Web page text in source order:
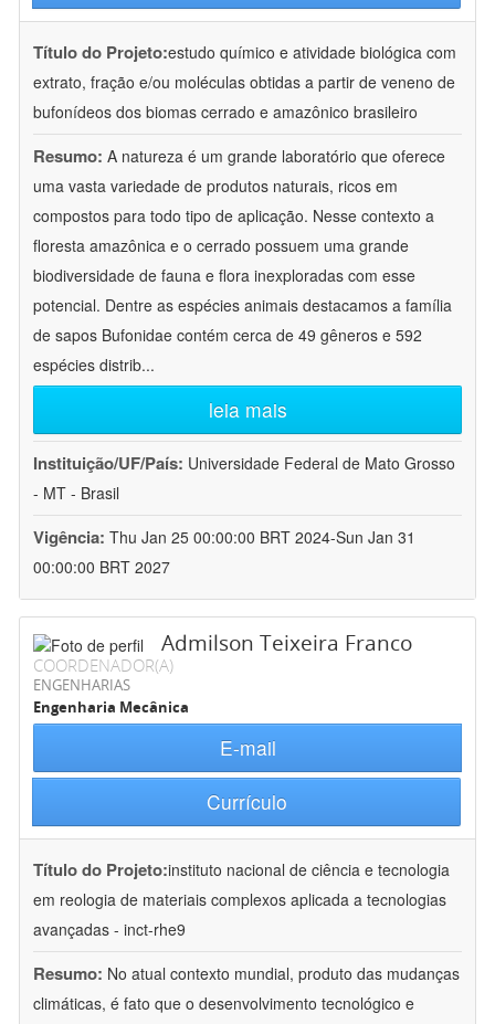
Título do Projeto:estudo químico e atividade biológica com
extrato, fração e/ou moléculas obtidas a partir de veneno de
bufonídeos dos biomas cerrado e amazônico brasileiro
Resumo: A natureza é um grande laboratório que oferece
uma vasta variedade de produtos naturais, ricos em
compostos para todo tipo de aplicação. Nesse contexto a
floresta amazônica e o cerrado possuem uma grande
biodiversidade de fauna e flora inexploradas com esse
potencial. Dentre as espécies animais destacamos a família
de sapos Bufonidae contém cerca de 49 gêneros e 592
espécies distrib...
leia mais
Instituição/UF/País: Universidade Federal de Mato Grosso
- MT - Brasil
Vigência: Thu Jan 25 00:00:00 BRT 2024-Sun Jan 31
00:00:00 BRT 2027
Admilson Teixeira Franco
COORDENADOR(A)
ENGENHARIAS
Engenharia Mecânica
E-mail
Currículo
Título do Projeto:instituto nacional de ciência e tecnologia
em reologia de materiais complexos aplicada a tecnologias
avançadas - inct-rhe9
Resumo: No atual contexto mundial, produto das mudanças
climáticas, é fato que o desenvolvimento tecnológico e